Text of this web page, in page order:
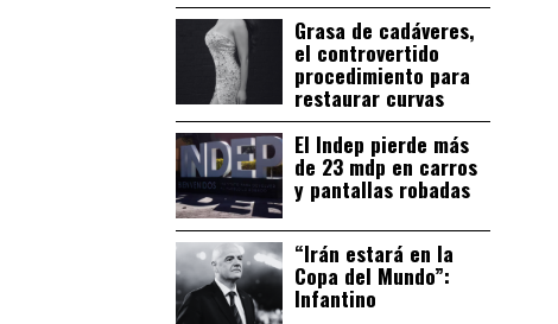
Grasa de cadáveres,
el controvertido
procedimiento para
restaurar curvas
El Indep pierde más
de 23 mdp en carros
y pantallas robadas
“Irán estará en la
Copa del Mundo”:
Infantino